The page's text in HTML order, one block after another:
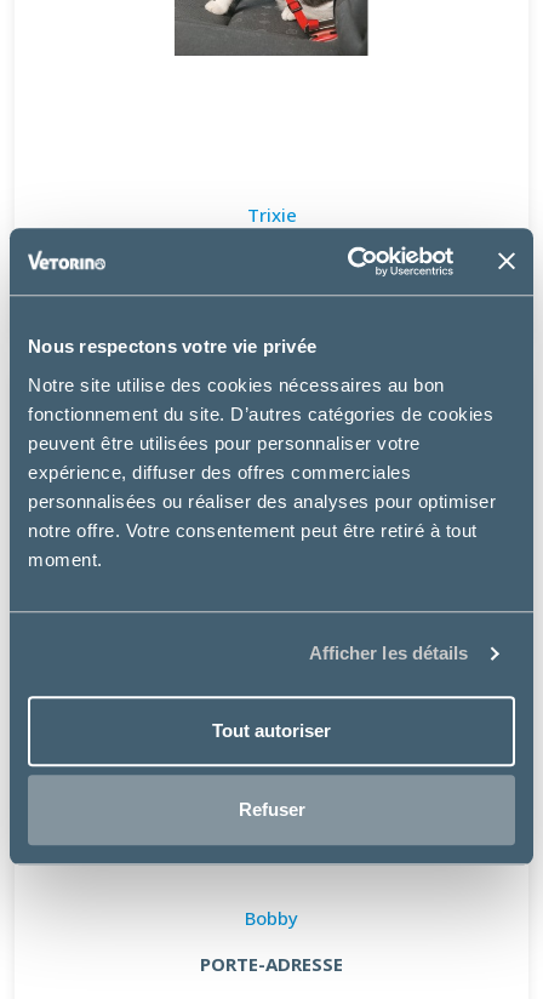
Nous respectons votre vie privée
Notre site utilise des cookies nécessaires au bon
fonctionnement du site. D’autres catégories de cookies
peuvent être utilisées pour personnaliser votre
expérience, diffuser des offres commerciales
personnalisées ou réaliser des analyses pour optimiser
notre offre. Votre consentement peut être retiré à tout
moment.
Afficher les détails
Tout autoriser
Refuser
Trixie
HARNAIS DE SÉCURITÉ AUTO CHAT
Bobby
PORTE-ADRESSE